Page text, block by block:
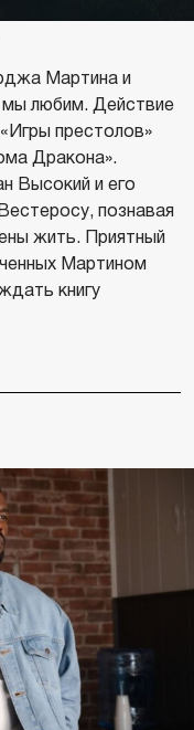
Мартина и
мы любим. Действие
престолов»
Дракона».
Высокий и его
познавая
жить. Приятный
Мартином
книгу